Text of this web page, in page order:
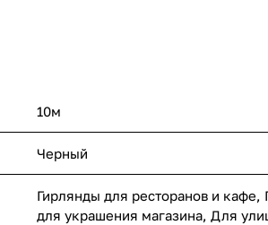
10м
Черный
Гирлянды для ресторанов и
для украшения магазина, Для